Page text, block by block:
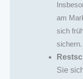
am
sich
sichern.
Sie